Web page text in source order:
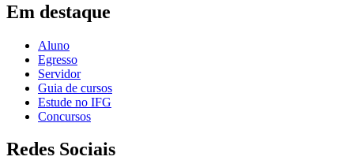
Em destaque
Aluno
Egresso
Servidor
Guia de cursos
Estude no IFG
Concursos
Redes Sociais